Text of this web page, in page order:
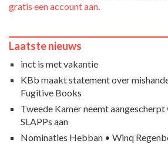
gratis een account aan.
Laatste nieuws
inct is met vakantie
KBb maakt statement over
Fugitive Books
Tweede Kamer neemt
SLAPPs aan
Nominaties Hebban • Winq